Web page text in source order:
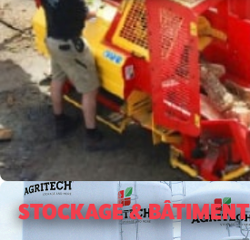
STOCKAGE & BÂTIMENT